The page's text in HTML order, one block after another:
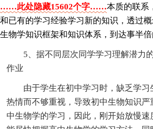
……此处隐藏15602个字……本质的联系
和已有的学习经验学习新的知识，透过
生物学知识框架和知识体系，到达事半倍
5、据不同层次同学学习理解潜力
作业
由于学生在初中学习时，缺乏学习
热情而不够重视，导致初中生物知识严
中生物学的学习，因此，刚开始放慢速